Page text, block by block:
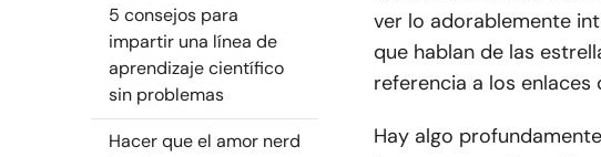
5 consejos para
impartir una línea de
aprendizaje científico
sin problemas
Hacer que el amor nerd
ver lo adorablemente
que hablan de las
referencia a los
Hay algo